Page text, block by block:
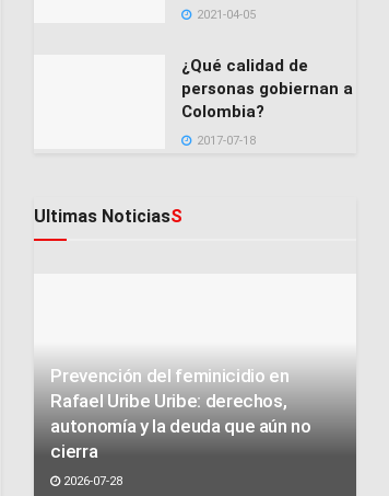
2021-04-05
¿Qué calidad de
personas gobiernan a
Colombia?
2017-07-18
Ultimas NoticiasS
Prevención del feminicidio en
Rafael Uribe Uribe: derechos,
autonomía y la deuda que aún no
cierra
2026-07-28